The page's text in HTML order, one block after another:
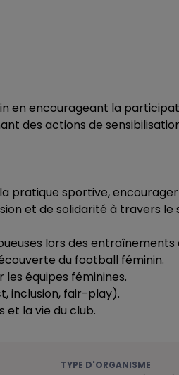
encourageant la
des actions de
pratique sportive,
et de solidarité à travers
lors des entraînements
du football féminin.
équipes féminines.
inclusion, fair-play).
et la vie du club.
TYPE D'ORGANISME